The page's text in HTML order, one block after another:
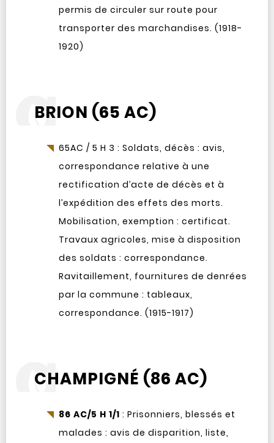
permis de circuler sur route pour
transporter des marchandises. (1918-
1920)
BRION (65 AC)
65AC / 5 H 3 : Soldats, décès : avis,
correspondance relative à une
rectification d’acte de décès et à
l’expédition des effets des morts.
Mobilisation, exemption : certificat.
Travaux agricoles, mise à disposition
des soldats : correspondance.
Ravitaillement, fournitures de denrées
par la commune : tableaux,
correspondance. (1915-1917)
CHAMPIGNÉ (86 AC)
86 AC/5 H 1/1 : Prisonniers, blessés et
malades : avis de disparition, liste,